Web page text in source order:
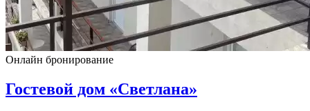
Онлайн бронирование
Гостевой дом «Светлана»